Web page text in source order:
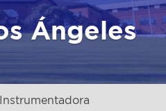
Ángeles